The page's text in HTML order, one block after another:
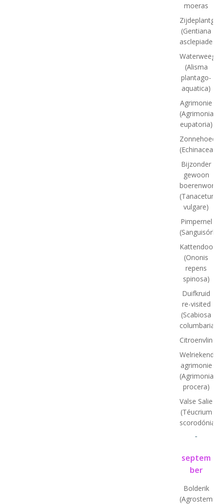
moeras
(Gentiana
(Alisma
plantago-
aquatica)
Agrimonie
(Agrimonia
eupatoria)
Zonnehoed
(Echinacea)
Bijzonder
gewoon
(Tanacetum
vulgare)
Pimpernel
(Ononis
repens
spinosa)
Duifkruid
re-visited
(Scabiosa
columbaria)
Welriekende
agrimonie
(Agrimonia
procera)
Valse Salie
(Téucrium
scorodónia)
-
septem
ber
Bolderik